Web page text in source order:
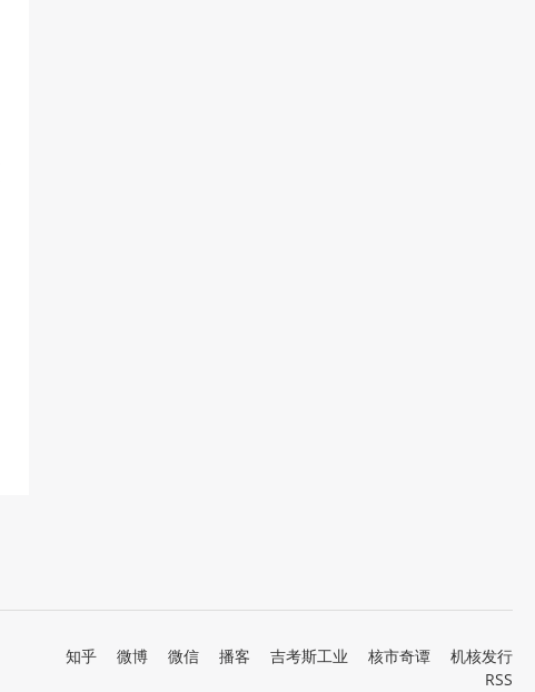
知乎 微博 微信 播客 吉考斯工业 核市奇谭
机核发行
RSS